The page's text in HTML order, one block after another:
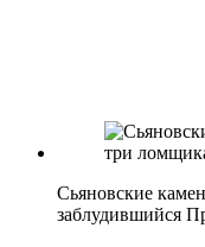
Сьяновские
заблудившийся